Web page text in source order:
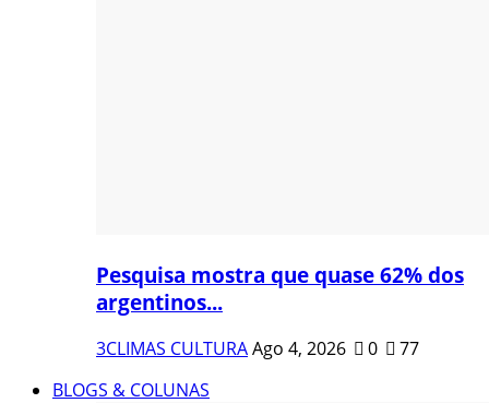
Pesquisa mostra que quase 62% dos
argentinos...
3CLIMAS CULTURAAgo 4, 2026 0
77
BLOGS & COLUNAS